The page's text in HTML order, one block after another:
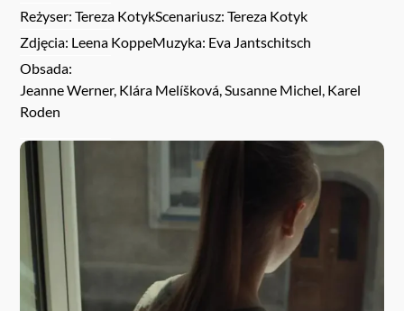
Reżyser: Tereza KotykScenariusz: Tereza Kotyk
Zdjęcia: Leena KoppeMuzyka: Eva Jantschitsch
Obsada:
Jeanne Werner, Klára Melíšková, Susanne Michel, Karel
Roden